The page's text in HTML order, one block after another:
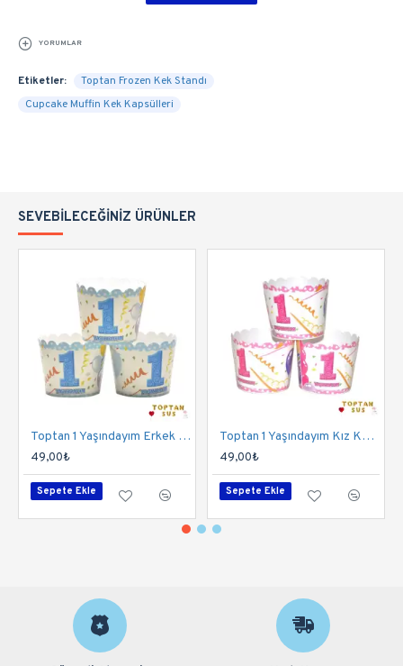
YORUMLAR
Etiketler:
Toptan Frozen Kek Standı
Cupcake Muffin Kek Kapsülleri
SEVEBILECEĞINIZ ÜRÜNLER
Toptan 1 Yaşındayım Erkek Kek Kapsülü
49,00₺
Sepete Ekle
Toptan 1 Yaşındayım Kız Kek Kapsülü
49,00₺
Sepete Ekle